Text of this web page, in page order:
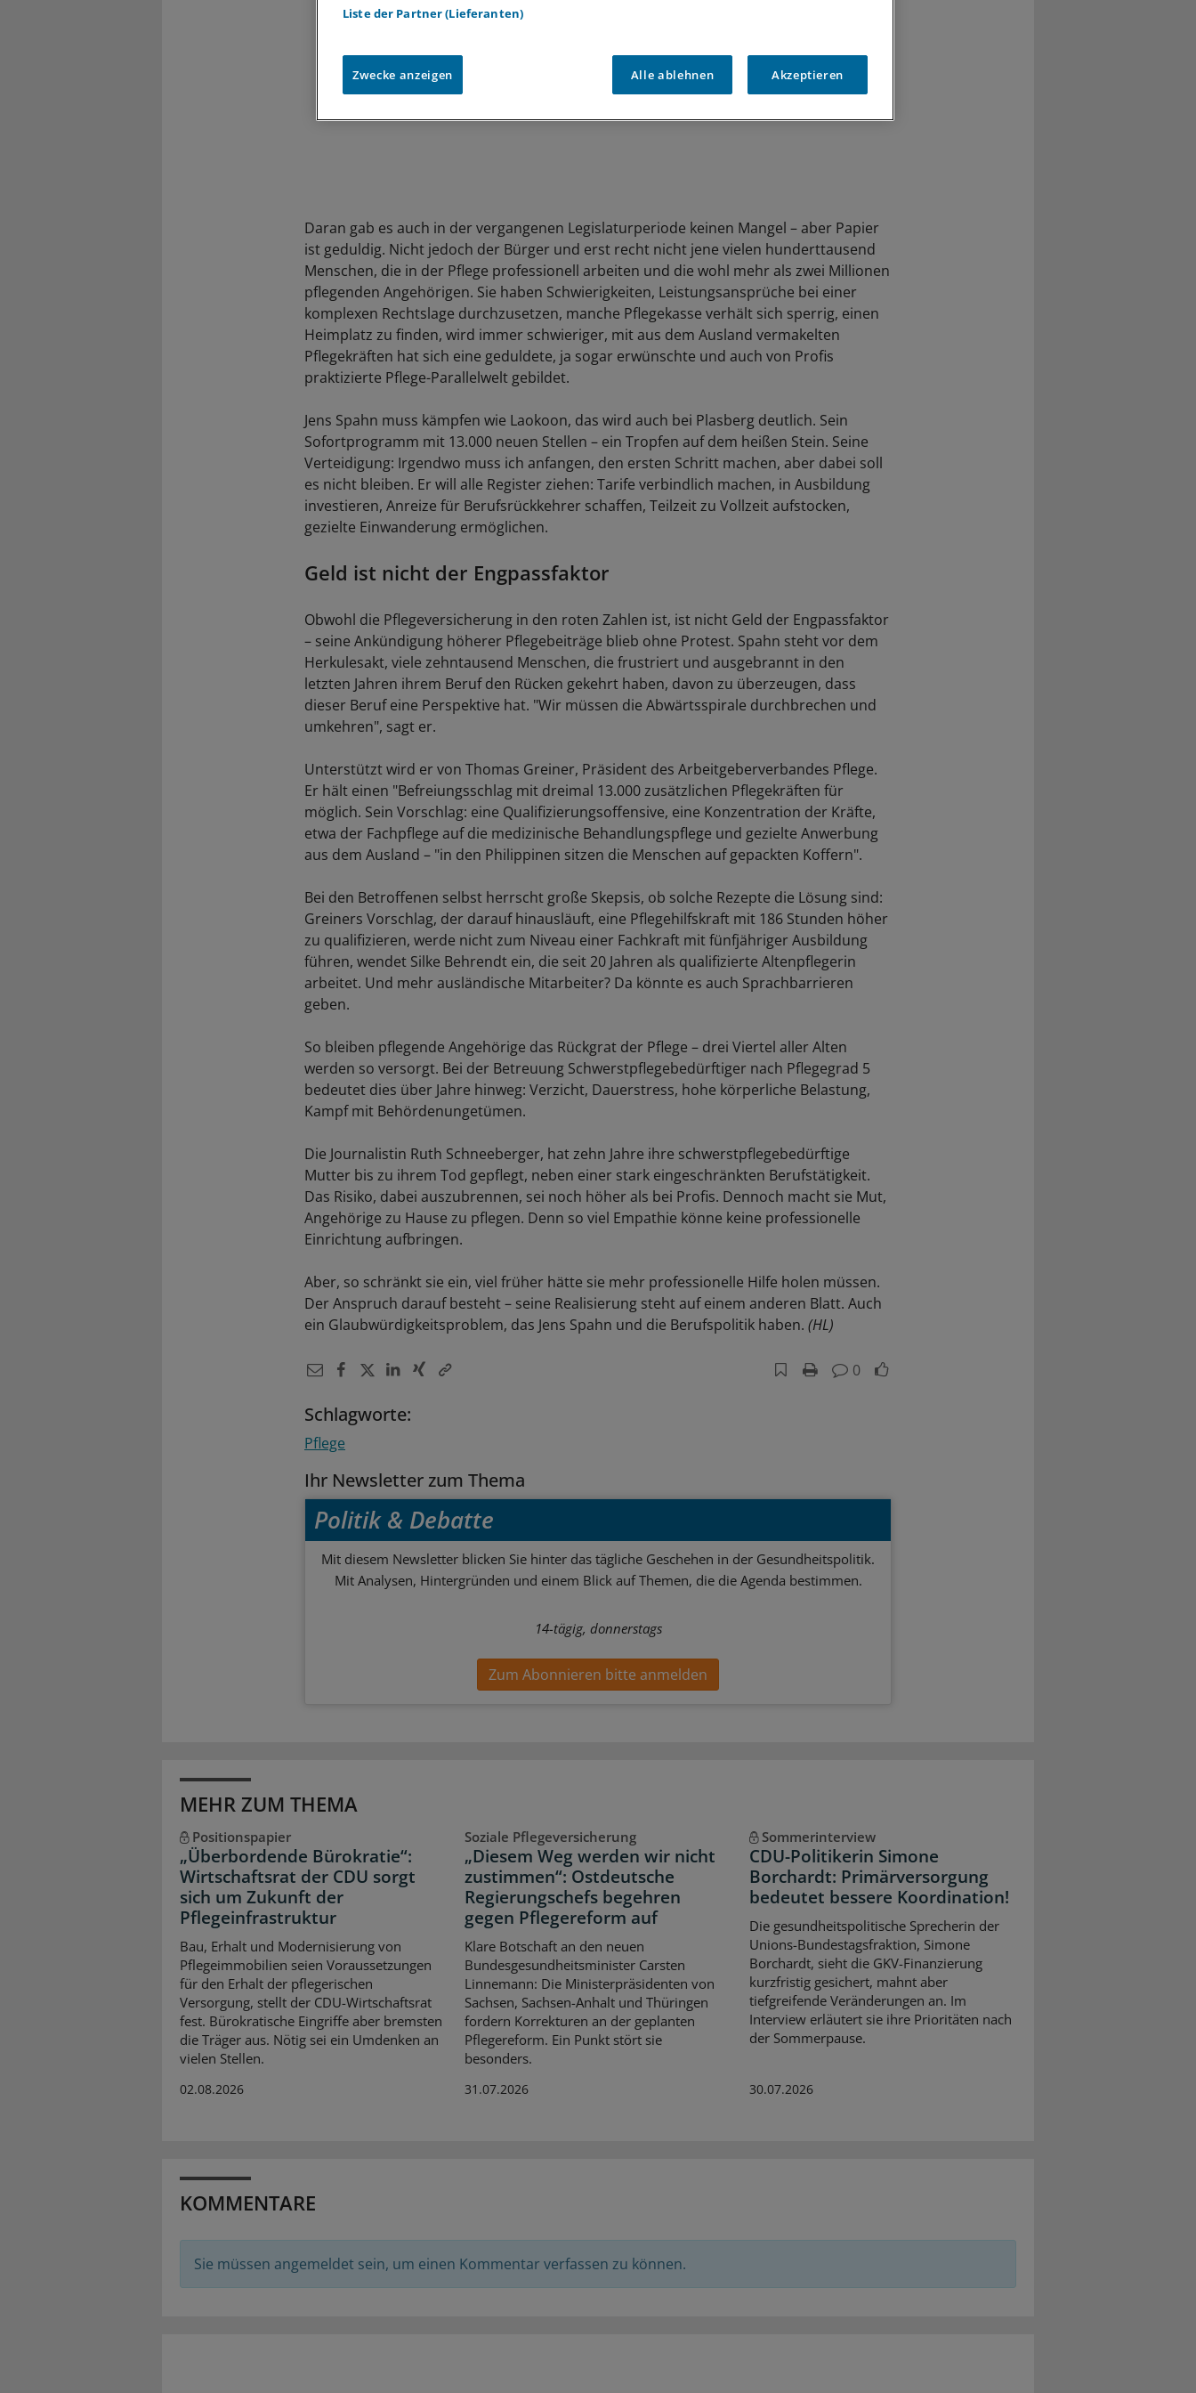
Daran gab es auch in der vergangenen Legislaturperiode keinen Mangel – aber Papier
ist geduldig. Nicht jedoch der Bürger und erst recht nicht jene vielen hunderttausend
Menschen, die in der Pflege professionell arbeiten und die wohl mehr als zwei Millionen
pflegenden Angehörigen. Sie haben Schwierigkeiten, Leistungsansprüche bei einer
komplexen Rechtslage durchzusetzen, manche Pflegekasse verhält sich sperrig, einen
Heimplatz zu finden, wird immer schwieriger, mit aus dem Ausland vermakelten
Pflegekräften hat sich eine geduldete, ja sogar erwünschte und auch von Profis
praktizierte Pflege-Parallelwelt gebildet.
Jens Spahn muss kämpfen wie Laokoon, das wird auch bei Plasberg deutlich. Sein
Sofortprogramm mit 13.000 neuen Stellen – ein Tropfen auf dem heißen Stein. Seine
Verteidigung: Irgendwo muss ich anfangen, den ersten Schritt machen, aber dabei soll
es nicht bleiben. Er will alle Register ziehen: Tarife verbindlich machen, in Ausbildung
investieren, Anreize für Berufsrückkehrer schaffen, Teilzeit zu Vollzeit aufstocken,
gezielte Einwanderung ermöglichen.
Geld ist nicht der Engpassfaktor
Obwohl die Pflegeversicherung in den roten Zahlen ist, ist nicht Geld der Engpassfaktor
– seine Ankündigung höherer Pflegebeiträge blieb ohne Protest. Spahn steht vor dem
Herkulesakt, viele zehntausend Menschen, die frustriert und ausgebrannt in den
letzten Jahren ihrem Beruf den Rücken gekehrt haben, davon zu überzeugen, dass
dieser Beruf eine Perspektive hat. "Wir müssen die Abwärtsspirale durchbrechen und
umkehren", sagt er.
Unterstützt wird er von Thomas Greiner, Präsident des Arbeitgeberverbandes Pflege.
Er hält einen "Befreiungsschlag mit dreimal 13.000 zusätzlichen Pflegekräften für
möglich. Sein Vorschlag: eine Qualifizierungsoffensive, eine Konzentration der Kräfte,
etwa der Fachpflege auf die medizinische Behandlungspflege und gezielte Anwerbung
aus dem Ausland – "in den Philippinen sitzen die Menschen auf gepackten Koffern".
Bei den Betroffenen selbst herrscht große Skepsis, ob solche Rezepte die Lösung sind:
Greiners Vorschlag, der darauf hinausläuft, eine Pflegehilfskraft mit 186 Stunden höher
zu qualifizieren, werde nicht zum Niveau einer Fachkraft mit fünfjähriger Ausbildung
führen, wendet Silke Behrendt ein, die seit 20 Jahren als qualifizierte Altenpflegerin
arbeitet. Und mehr ausländische Mitarbeiter? Da könnte es auch Sprachbarrieren
geben.
So bleiben pflegende Angehörige das Rückgrat der Pflege – drei Viertel aller Alten
werden so versorgt. Bei der Betreuung Schwerstpflegebedürftiger nach Pflegegrad 5
bedeutet dies über Jahre hinweg: Verzicht, Dauerstress, hohe körperliche Belastung,
Kampf mit Behördenungetümen.
Die Journalistin Ruth Schneeberger, hat zehn Jahre ihre schwerstpflegebedürftige
Mutter bis zu ihrem Tod gepflegt, neben einer stark eingeschränkten Berufstätigkeit.
Das Risiko, dabei auszubrennen, sei noch höher als bei Profis. Dennoch macht sie Mut,
Angehörige zu Hause zu pflegen. Denn so viel Empathie könne keine professionelle
Einrichtung aufbringen.
Aber, so schränkt sie ein, viel früher hätte sie mehr professionelle Hilfe holen müssen.
Der Anspruch darauf besteht – seine Realisierung steht auf einem anderen Blatt. Auch
ein Glaubwürdigkeitsproblem, das Jens Spahn und die Berufspolitik haben. (HL)
0
Schlagworte:
Pflege
Ihr Newsletter zum Thema
Politik & Debatte
Mit diesem Newsletter blicken Sie hinter das tägliche Geschehen in der Gesundheitspolitik.
Mit Analysen, Hintergründen und einem Blick auf Themen, die die Agenda bestimmen.
14-tägig, donnerstags
Zum Abonnieren bitte anmelden
MEHR ZUM THEMA
Positionspapier
„Überbordende Bürokratie“:
Wirtschaftsrat der CDU sorgt
sich um Zukunft der
Pflegeinfrastruktur
Bau, Erhalt und Modernisierung von
Pflegeimmobilien seien Voraussetzungen
für den Erhalt der pflegerischen
Versorgung, stellt der CDU-Wirtschaftsrat
fest. Bürokratische Eingriffe aber bremsten
die Träger aus. Nötig sei ein Umdenken an
vielen Stellen.
02.08.2026
Soziale Pflegeversicherung
„Diesem Weg werden wir nicht
zustimmen“: Ostdeutsche
Regierungschefs begehren
gegen Pflegereform auf
Klare Botschaft an den neuen
Bundesgesundheitsminister Carsten
Linnemann: Die Ministerpräsidenten von
Sachsen, Sachsen-Anhalt und Thüringen
fordern Korrekturen an der geplanten
Pflegereform. Ein Punkt stört sie
besonders.
31.07.2026
Sommerinterview
CDU-Politikerin Simone
Borchardt: Primärversorgung
bedeutet bessere Koordination!
Die gesundheitspolitische Sprecherin der
Unions-Bundestagsfraktion, Simone
Borchardt, sieht die GKV-Finanzierung
kurzfristig gesichert, mahnt aber
tiefgreifende Veränderungen an. Im
Interview erläutert sie ihre Prioritäten nach
der Sommerpause.
30.07.2026
KOMMENTARE
Sie müssen angemeldet sein, um einen Kommentar verfassen zu können.
Liste der Partner (Lieferanten)
Zwecke anzeigen Alle ablehnen Akzeptieren